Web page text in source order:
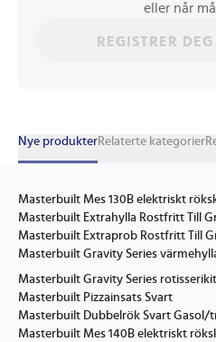
eller når
REGISTRER
Nye produkterRelaterte kategorier
Masterbuilt Mes 130B elektriskt
Masterbuilt Extrahylla Rostfritt Till
Masterbuilt Extraprob Rostfritt Till
Masterbuilt Gravity Series
Masterbuilt Pizzainsats Svart
Masterbuilt Dubbelrök Svart Gasol/
Masterbuilt Mes 140B elektriskt